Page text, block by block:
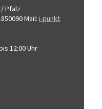
Pfalz
Mail: i-punkt
12:00 Uhr